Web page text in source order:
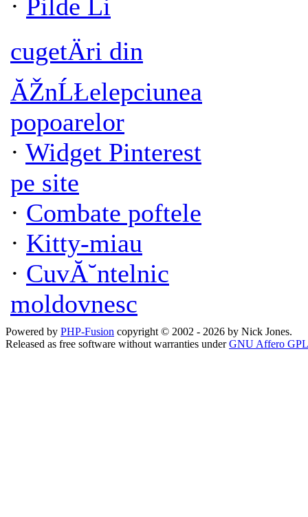
· Pilde Ĺi
cugetÄri din
ĂŽnĹŁelepciunea
popoarelor
· Widget Pinterest
pe site
· Combate poftele
· Kitty-miau
· CuvĂ˘ntelnic
moldovnesc
Powered by PHP-Fusion copyright © 2002 - 2026 by Nick Jones.
Released as free software without warranties underGNU Affero GPL